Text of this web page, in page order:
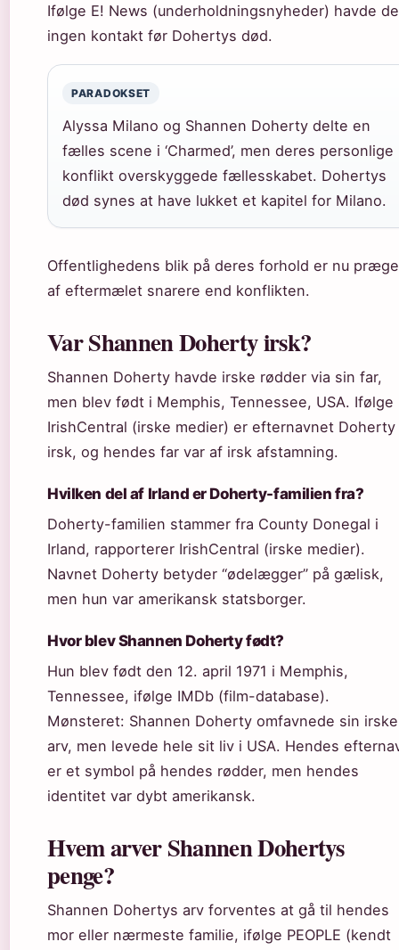
Ifølge E! News (underholdningsnyheder) havde de
ingen kontakt før Dohertys død.
PARADOKSET
Alyssa Milano og Shannen Doherty delte en
fælles scene i ‘Charmed’, men deres personlige
konflikt overskyggede fællesskabet. Dohertys
død synes at have lukket et kapitel for Milano.
Offentlighedens blik på deres forhold er nu
af eftermælet snarere end konflikten.
Var Shannen Doherty irsk?
Shannen Doherty havde irske rødder via sin far,
men blev født i Memphis, Tennessee, USA. Ifølge
IrishCentral (irske medier) er efternavnet Doherty
irsk, og hendes far var af irsk afstamning.
Hvilken del af Irland er Doherty-familien fra?
Doherty-familien stammer fra County Donegal i
Irland, rapporterer IrishCentral (irske medier).
Navnet Doherty betyder “ødelægger” på gælisk,
men hun var amerikansk statsborger.
Hvor blev Shannen Doherty født?
Hun blev født den 12. april 1971 i Memphis,
Tennessee, ifølge IMDb (film-database).
Mønsteret: Shannen Doherty omfavnede sin irske
arv, men levede hele sit liv i USA. Hendes
er et symbol på hendes rødder, men hendes
identitet var dybt amerikansk.
Hvem arver Shannen Dohertys
penge?
Shannen Dohertys arv forventes at gå til hendes
mor eller nærmeste familie, ifølge PEOPLE (kendt